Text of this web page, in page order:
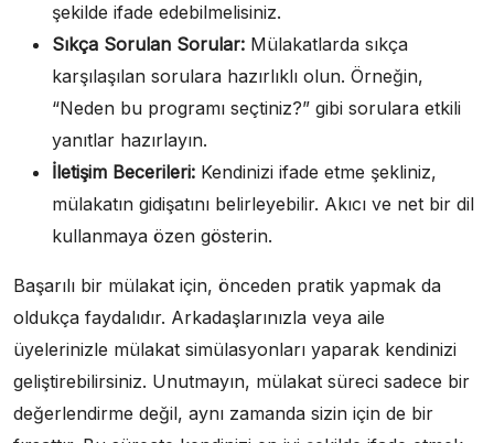
şekilde ifade edebilmelisiniz.
Sıkça Sorulan Sorular: Mülakatlarda sıkça
karşılaşılan sorulara hazırlıklı olun. Örneğin,
“Neden bu programı seçtiniz?” gibi sorulara etkili
yanıtlar hazırlayın.
İletişim Becerileri: Kendinizi ifade etme şekliniz,
mülakatın gidişatını belirleyebilir. Akıcı ve net bir dil
kullanmaya özen gösterin.
Başarılı bir mülakat için, önceden pratik yapmak da
oldukça faydalıdır. Arkadaşlarınızla veya aile
üyelerinizle mülakat simülasyonları yaparak kendinizi
geliştirebilirsiniz. Unutmayın, mülakat süreci sadece bir
değerlendirme değil, aynı zamanda sizin için de bir